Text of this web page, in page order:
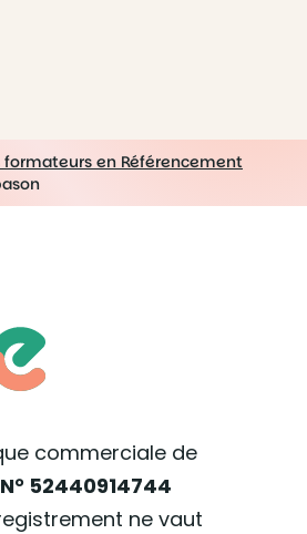
formateurs en Référencement
commerciale de
N° 52440914744
ne vaut